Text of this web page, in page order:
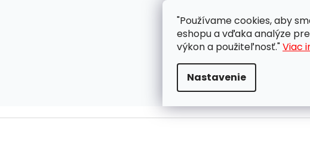
"Používame cookies, aby
eshopu a vďaka analýze
výkon a použiteľnosť."Viac
Nastavenie
ZÁKAZNÍCKA PODPORA